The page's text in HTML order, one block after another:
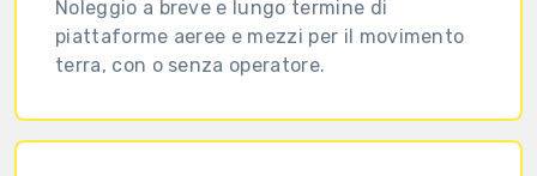
Noleggio a breve e lungo termine di
piattaforme aeree e mezzi per il movimento
terra, con o senza operatore.